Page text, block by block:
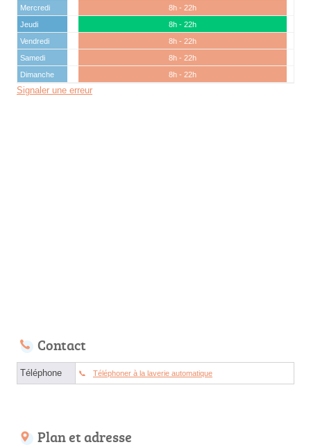
Mercredi
8h - 22h
Jeudi
8h - 22h
Vendredi
8h - 22h
Samedi
8h - 22h
Dimanche
8h - 22h
Signaler une erreur
Contact
Téléphone Téléphoner à la laverie automatique
Plan et adresse